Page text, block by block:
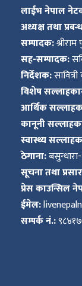
लाईभ नेपाल
अध्यक्ष तथा
सम्पादक:
सह-सम्पादक:
निर्देशक:
विशेष
आर्थिक
कानूनी
स्वास्थ्य
ठेगाना:
सूचना तथा
प्रेस काउन्सिल
ईमेल:
सम्पर्क नं.: